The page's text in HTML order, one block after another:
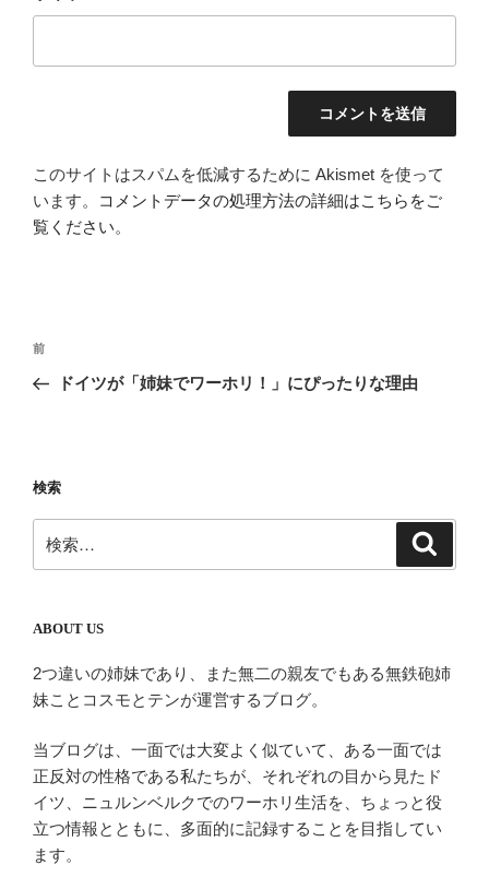
このサイトはスパムを低減するために Akismet を使って
います。
コメントデータの処理方法の詳細はこちらをご
覧ください。
投
ナ
ー
シ
ョ
前
の
前
ドイツが「姉妹でワーホリ！」にぴったりな理由
検索
索:
ABOUT US
2つ違いの姉妹であり、また無二の親友でもある無鉄砲姉
妹ことコスモとテンが運営するブログ。
当ブログは、一面では大変よく似ていて、ある一面では
正反対の性格である私たちが、それぞれの目から見たド
イツ、ニュルンベルクでのワーホリ生活を、ちょっと役
立つ情報とともに、多面的に記録することを目指してい
ます。